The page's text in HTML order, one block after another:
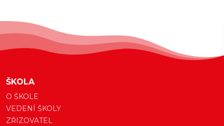
ŠKOLA
O ŠKOLE
VEDENÍ ŠKOLY
ZŘIZOVATEL